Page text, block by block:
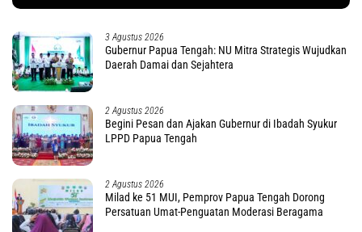
3 Agustus 2026
Gubernur Papua Tengah: NU Mitra Strategis Wujudkan
Daerah Damai dan Sejahtera
2 Agustus 2026
Begini Pesan dan Ajakan Gubernur di Ibadah Syukur
LPPD Papua Tengah
2 Agustus 2026
Milad ke 51 MUI, Pemprov Papua Tengah Dorong
Persatuan Umat-Penguatan Moderasi Beragama